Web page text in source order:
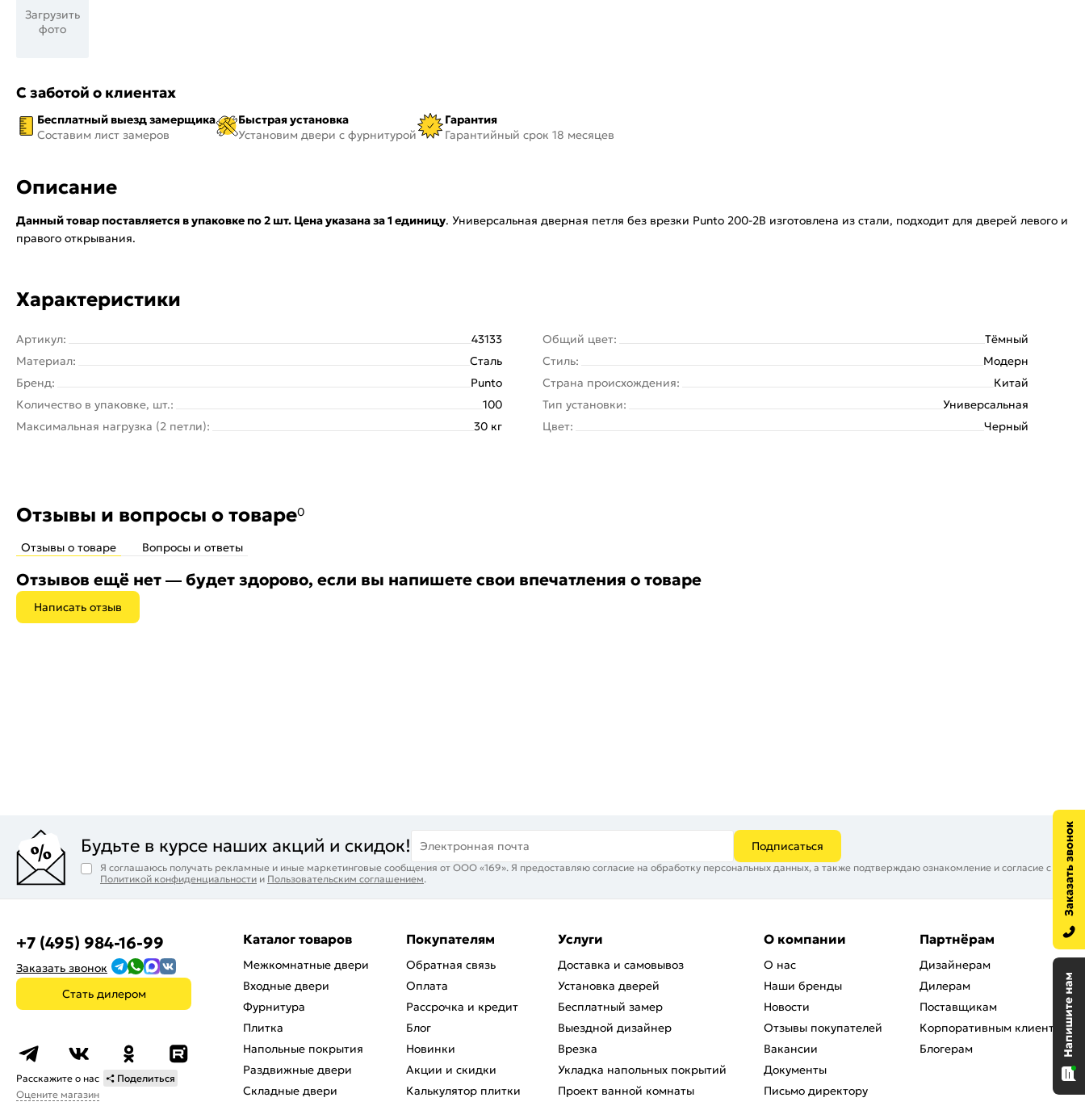
Загрузить
фото
С заботой о клиентах
Бесплатный выезд замерщика
Составим лист замеров
Быстрая установка
Установим двери с фурнитурой
Гарантия
Гарантийный срок 18 месяцев
Описание
Данный товар поставляется в упаковке по 2 шт. Цена указана за 1 единицу. Универсальная дверная петля без врезки Punto 200-2B изготовлена из стали, подходит для дверей левого и
правого открывания.
Характеристики
Артикул:
43133
Материал:
Сталь
Бренд:
Punto
Количество в упаковке, шт.:
100
Максимальная нагрузка (2 петли):
30 кг
Общий цвет:
Тёмный
Стиль:
Модерн
Страна происхождения:
Китай
Тип установки:
Универсальная
Цвет:
Черный
Отзывы и вопросы о товаре0
Отзывы о товаре Вопросы и ответы
Отзывов ещё нет — будет здорово, если вы напишете свои впечатления о товаре
Написать отзыв
Будьте в курсе наших акций и скидок! Электронная почта Подписаться
Я соглашаюсь получать рекламные и иные маркетинговые сообщения от ООО «169». Я предоставляю согласие на обработку персональных данных, а также подтверждаю ознакомление и согласие с
Политикой конфиденциальности и Пользовательским соглашением.
+7 (495) 984-16-99
Заказать звонок
Стать дилером
Расскажите о нас
Поделиться
Оцените магазин
Каталог товаров
Межкомнатные двери
Входные двери
Фурнитура
Плитка
Напольные покрытия
Раздвижные двери
Складные двери
Покупателям
Обратная связь
Оплата
Рассрочка и кредит
Блог
Новинки
Акции и скидки
Калькулятор плитки
Услуги
Доставка и самовывоз
Установка дверей
Бесплатный замер
Выездной дизайнер
Врезка
Укладка напольных покрытий
Проект ванной комнаты
О компании
О нас
Наши бренды
Новости
Отзывы покупателей
Вакансии
Документы
Письмо директору
Партнёрам
Дизайнерам
Дилерам
Поставщикам
Корпоративным клиентам
Блогерам